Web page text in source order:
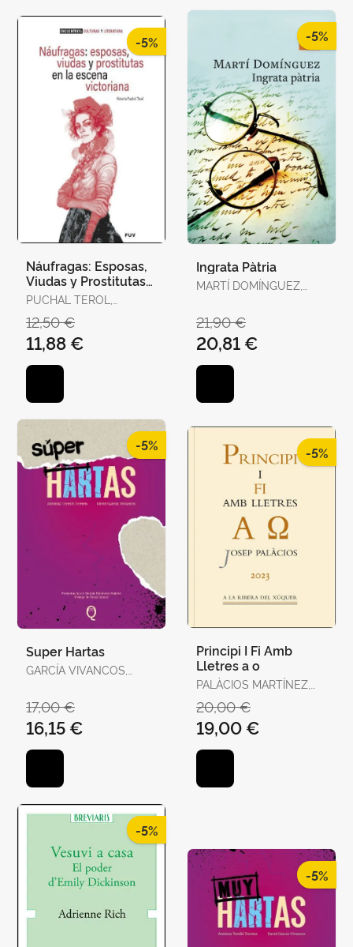
-5%
Náufragas: Esposas,
Viudas y Prostitutas
en la Escena
Victoriana
PUCHAL TEROL,
12,50 €
11,88 €
-5%
Ingrata Pàtria
MARTÍ DOMÍNGUEZ,
21,90 €
20,81 €
-5%
Super Hartas
GARCÍA VIVANCOS,
17,00 €
16,15 €
-5%
Principi I Fi Amb
Lletres a o
PALÀCIOS MARTÍNEZ,
20,00 €
19,00 €
-5%
-5%